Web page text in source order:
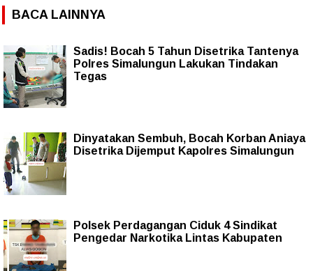
BACA LAINNYA
Sadis! Bocah 5 Tahun Disetrika Tantenya
Polres Simalungun Lakukan Tindakan
Tegas
Dinyatakan Sembuh, Bocah Korban Aniaya
Disetrika Dijemput Kapolres Simalungun
Polsek Perdagangan Ciduk 4 Sindikat
Pengedar Narkotika Lintas Kabupaten